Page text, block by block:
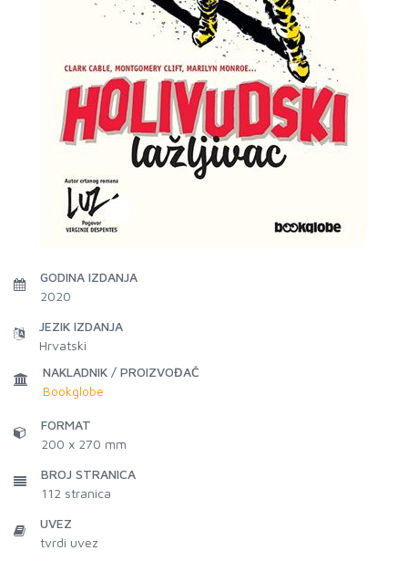
GODINA IZDANJA
2020
JEZIK IZDANJA
Hrvatski
NAKLADNIK / PROIZVOĐAČ
Bookglobe
FORMAT
200 x 270 mm
BROJ STRANICA
112 stranica
UVEZ
tvrdi uvez